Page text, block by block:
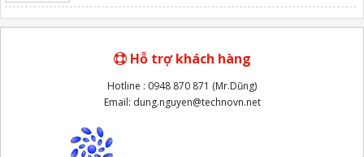
Hỗ trợ khách hàng
Hotline : 0948 870 871 (Mr.Dũng)
Email: dung.nguyen@technovn.net